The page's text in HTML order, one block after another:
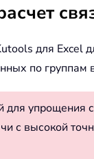
для Excel
по
для
с высокой